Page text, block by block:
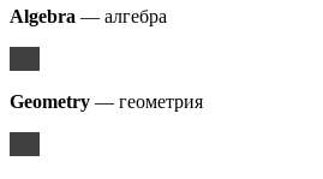
Algebra — алгебра
Geometry — геометрия